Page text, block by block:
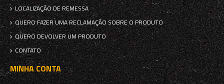
LOCALIZAÇÃO DE REMESSA
QUERO FAZER UMA RECLAMAÇÃO SOBRE O PRODUTO
QUERO DEVOLVER UM PRODUTO
CONTATO
MINHA CONTA